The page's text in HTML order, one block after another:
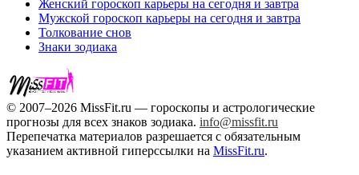
Женский гороскоп карьеры на сегодня и завтра
Мужской гороскоп карьеры на сегодня и завтра
Толкование снов
Знаки зодиака
© 2007–2026 MissFit.ru — гороскопы и астрологические
прогнозы для всех знаков зодиака. info@missfit.ru
Перепечатка материалов разрешается с обязательным
указанием активной гиперссылки на MissFit.ru.